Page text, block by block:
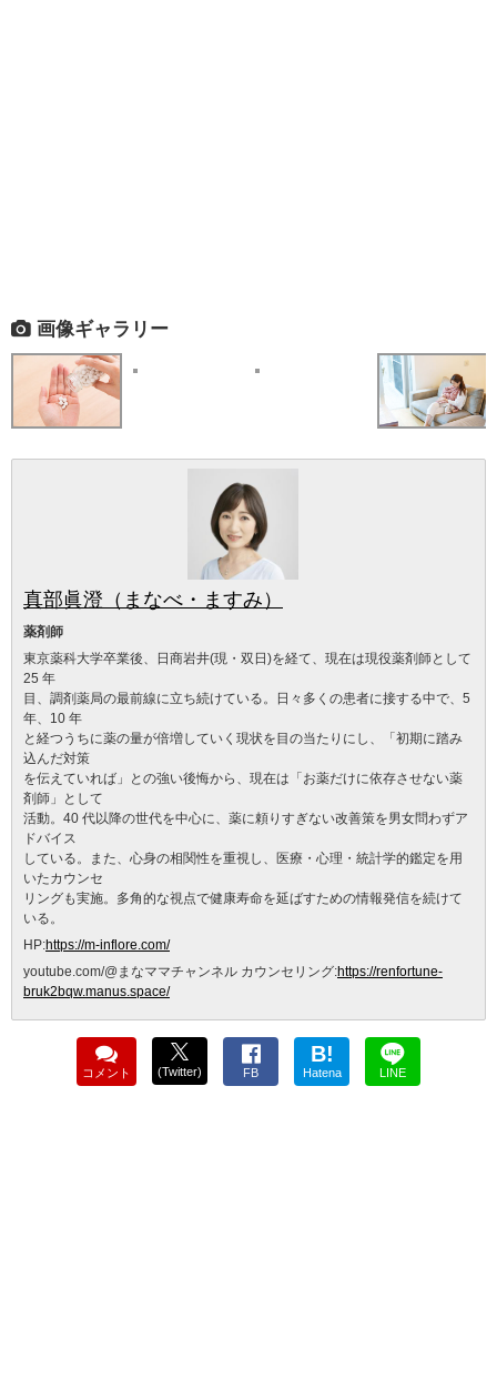
画像ギャラリー
真部眞澄（まなべ・ますみ）
薬剤師
東京薬科大学卒業後、日商岩井(現・双日)を経て、現在は現役薬剤師として
25 年
目、調剤薬局の最前線に立ち続けている。日々多くの患者に接する中で、5
年、10 年
と経つうちに薬の量が倍増していく現状を目の当たりにし、「初期に踏み
込んだ対策
を伝えていれば」との強い後悔から、現在は「お薬だけに依存させない薬
剤師」として
活動。40 代以降の世代を中心に、薬に頼りすぎない改善策を男女問わずア
ドバイス
している。また、心身の相関性を重視し、医療・心理・統計学的鑑定を用
いたカウンセ
リングも実施。多角的な視点で健康寿命を延ばすための情報発信を続けて
いる。
HP:https://m-inflore.com/
youtube.com/@まなママチャンネル カウンセリング:https://renfortune-
bruk2bqw.manus.space/
コメント (Twitter) FB
B!
Hatena LINE